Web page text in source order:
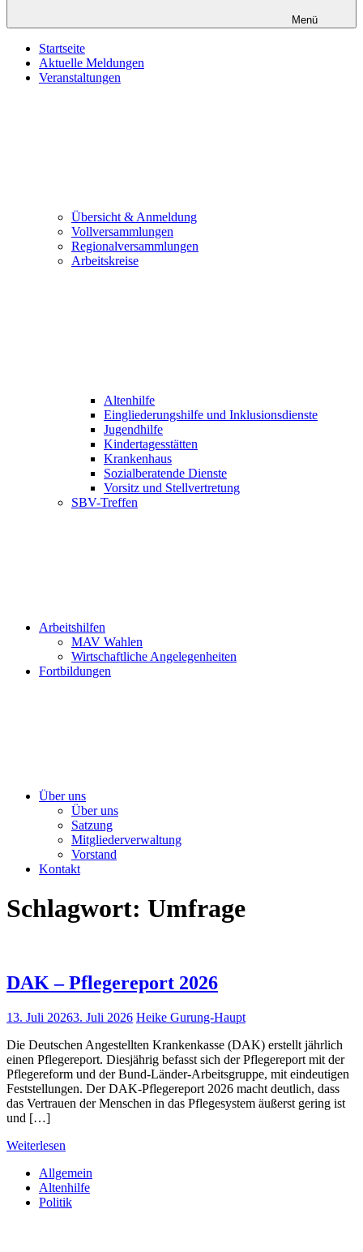
Menü
Startseite
Aktuelle Meldungen
Veranstaltungen
Übersicht & Anmeldung
Vollversammlungen
Regionalversammlungen
Arbeitskreise
Altenhilfe
Eingliederungshilfe und Inklusionsdienste
Jugendhilfe
Kindertagesstätten
Krankenhaus
Sozialberatende Dienste
Vorsitz und Stellvertretung
SBV-Treffen
Arbeitshilfen
MAV Wahlen
Wirtschaftliche Angelegenheiten
Fortbildungen
Über uns
Über uns
Satzung
Mitgliederverwaltung
Vorstand
Kontakt
Schlagwort: Umfrage
DAK – Pflegereport 2026
13. Juli 20263. Juli 2026 Heike Gurung-Haupt
Die Deutschen Angestellten Krankenkasse (DAK) erstellt jährlich
einen Pflegereport. Diesjährig befasst sich der Pflegereport mit der
Pflegereform und der Bund-Länder-Arbeitsgruppe, mit eindeutigen
Feststellungen. Der DAK-Pflegereport 2026 macht deutlich, dass
das Vertrauen der Menschen in das Pflegesystem äußerst gering ist
und […]
Weiterlesen
Allgemein
Altenhilfe
Politik